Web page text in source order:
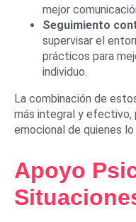
mejor
Seguimiento
supervisar el
prácticos para
individuo.
La combinación de
más integral y efectivo,
emocional de quienes
Apoyo